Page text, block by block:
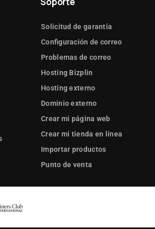
Solicitud de garantía
Configuración de correo
Problemas de correo
Hosting Bizplin
Hosting externo
Dominio externo
Crear mi página web
Crear mi tienda en línea
Importar productos
Punto de venta